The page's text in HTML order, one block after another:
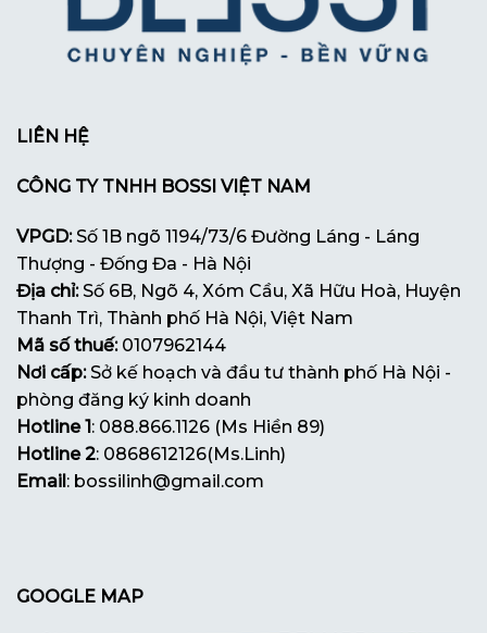
LIÊN HỆ
CÔNG TY TNHH BOSSI VIỆT NAM
VPGD:Số 1B ngõ 1194/73/6 Đường Láng - Láng
Thượng - Đống Đa - Hà Nội
Địa chỉ:Số 6B, Ngõ 4, Xóm Cầu, Xã Hữu Hoà, Huyện
Thanh Trì, Thành phố Hà Nội, Việt Nam
Mã số thuế:0107962144
Nơi cấp:Sở kế hoạch và đầu tư thành phố Hà Nội -
phòng đăng ký kinh doanh
Hotline 1: 088.866.1126 (Ms Hiền 89)
Hotline 2: 0868612126(Ms.Linh)
Email: bossilinh@gmail.com
GOOGLE MAP